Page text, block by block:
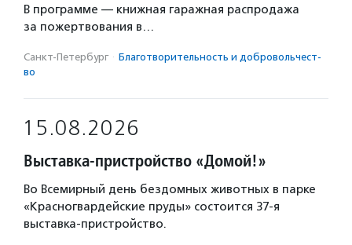
В программе — книжная гаражная распродажа
за пожертвования в…
Санкт-Петербург · Благотвори­тель­ность и доброволь­чест­
во
15.08.2026
Выставка-пристройство «Домой!»
Во Всемирный день бездомных животных в парке
«Красногвардейские пруды» состоится 37-я
выставка-пристройство.